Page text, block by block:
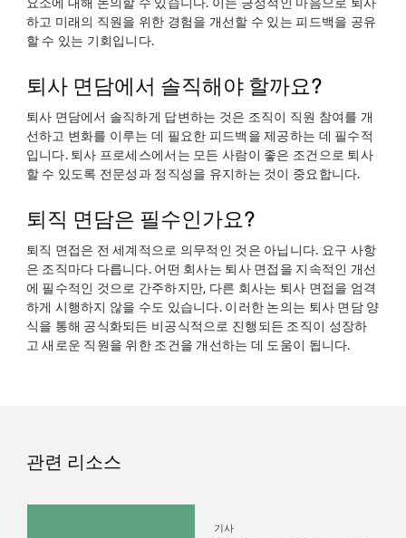
하고 미래의 직원을 위한 경험을 개선할 수 있는 피드백을 공유
할 수 있는 기회입니다.
퇴사 면담에서 솔직해야 할까요?
퇴사 면담에서 솔직하게 답변하는 것은 조직이 직원 참여를 개
선하고 변화를 이루는 데 필요한 피드백을 제공하는 데 필수적
입니다. 퇴사 프로세스에서는 모든 사람이 좋은 조건으로 퇴사
할 수 있도록 전문성과 정직성을 유지하는 것이 중요합니다.
퇴직 면담은 필수인가요?
퇴직 면접은 전 세계적으로 의무적인 것은 아닙니다. 요구 사항
은 조직마다 다릅니다. 어떤 회사는 퇴사 면접을 지속적인 개선
에 필수적인 것으로 간주하지만, 다른 회사는 퇴사 면접을 엄격
하게 시행하지 않을 수도 있습니다. 이러한 논의는 퇴사 면담 양
식을 통해 공식화되든 비공식적으로 진행되든 조직이 성장하
고 새로운 직원을 위한 조건을 개선하는 데 도움이 됩니다.
관련 리소스
기사